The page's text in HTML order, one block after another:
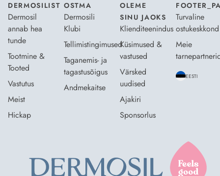
DERMOSILIST
Dermosil
annab hea
tunde
Tootmine &
Tooted
Vastutus
Meist
Hickap
OSTMA
Dermosili
Klubi
Tellimistingimused
Taganemis- ja
tagastusõigus
Andmekaitse
OLEME
SINU JAOKS
Klienditeenindus
Küsimused &
vastused
Värsked
uudised
Ajakiri
Sponsorlus
Turvaline
ostukeskkond
Meie
EESTI